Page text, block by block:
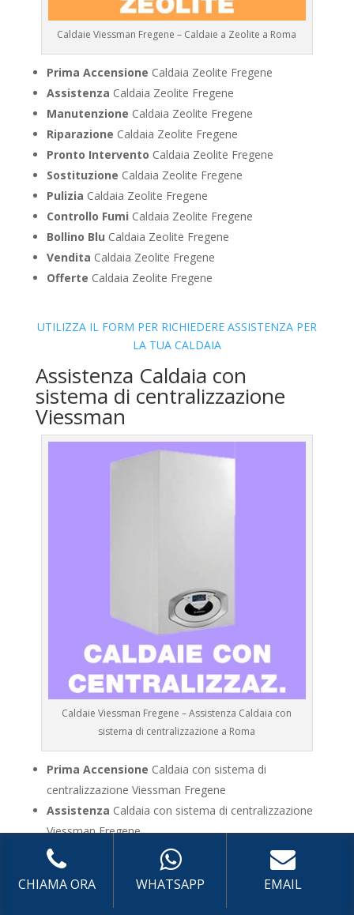
Caldaie Viessman Fregene – Caldaie a Zeolite a Roma
Prima Accensione Caldaia Zeolite Fregene
Assistenza Caldaia Zeolite Fregene
Manutenzione Caldaia Zeolite Fregene
Riparazione Caldaia Zeolite Fregene
Pronto Intervento Caldaia Zeolite Fregene
Sostituzione Caldaia Zeolite Fregene
Pulizia Caldaia Zeolite Fregene
Controllo Fumi Caldaia Zeolite Fregene
Bollino Blu Caldaia Zeolite Fregene
Vendita Caldaia Zeolite Fregene
Offerte Caldaia Zeolite Fregene
UTILIZZA IL FORM PER RICHIEDERE ASSISTENZA PER
LA TUA CALDAIA
Assistenza Caldaia con
sistema di centralizzazione
Viessman
Caldaie Viessman Fregene – Assistenza Caldaia con
sistema di centralizzazione a Roma
Prima Accensione Caldaia con sistema di
centralizzazione Viessman Fregene
Assistenza Caldaia con sistema di centralizzazione
Viessman Fregene
Manutenzione
Caldaia con sistema di
centralizzazione Viessman Fregene
Riparazione
Caldaia con sistema di centralizzazione
CHIAMA ORA WHATSAPP EMAIL